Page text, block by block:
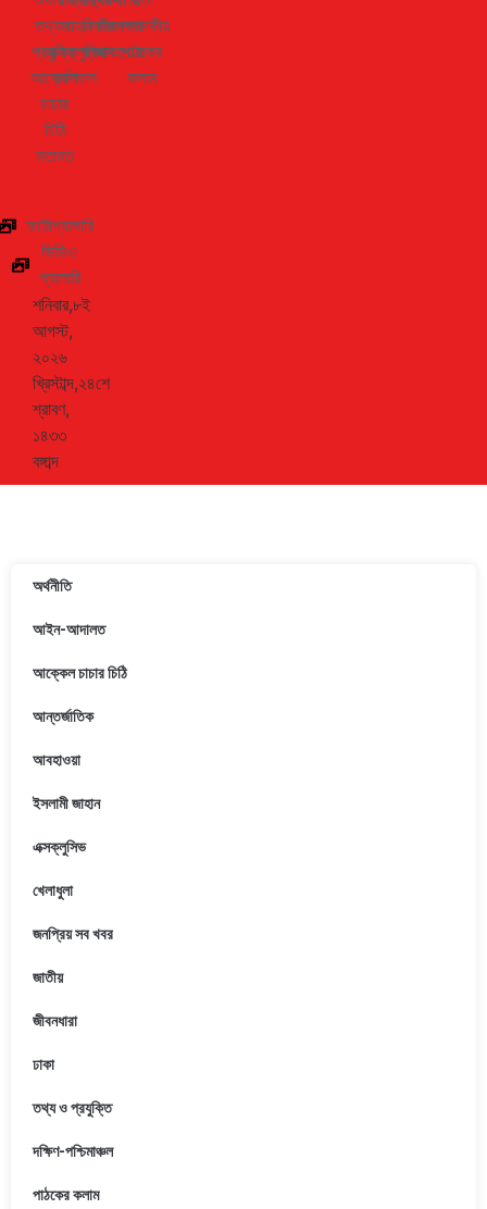
তথ্য ও
প্রযুক্তি
আক্কেল
চাচার
চিঠি
মতামত
জাহান
এক্সক্লুসিভ
রাশিফল
ফিচার
প্রবাস
জীবনধারা
আবহাওয়া
সম্পাদকীয়
পাঠকের
কলাম
ফটোগ্যালারি
ভিডিও
গ্যালারি
শনিবার,৮ই
আগস্ট,
২০২৬
খ্রিস্টাব্দ,২৪শে
শ্রাবণ,
১৪৩৩
বঙ্গাব্দ
অর্থনীতি
আইন-আদালত
আক্কেল চাচার চিঠি
আন্তর্জাতিক
আবহাওয়া
ইসলামী জাহান
এক্সক্লুসিভ
খেলাধুলা
জনপ্রিয় সব খবর
জাতীয়
জীবনধারা
ঢাকা
তথ্য ও প্রযুক্তি
দক্ষিণ-পশ্চিমাঞ্চল
পাঠকের কলাম